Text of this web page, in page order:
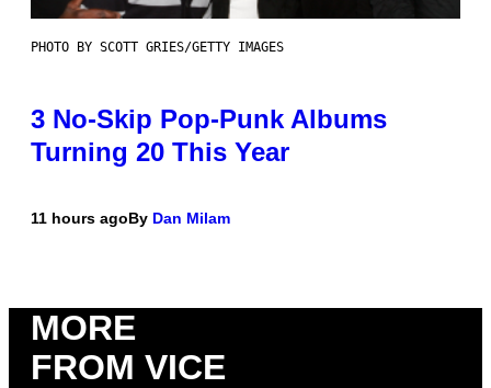
PHOTO BY SCOTT GRIES/GETTY IMAGES
3 No-Skip Pop-Punk Albums
Turning 20 This Year
11 hours agoBy Dan Milam
MORE
FROM VICE